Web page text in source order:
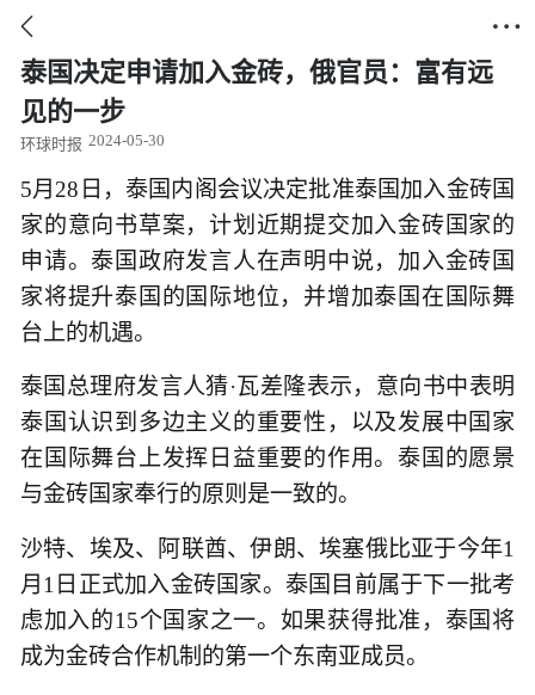
 
泰国决定申请加入金砖，俄官员：富有远
见的一步
环球时报 2024-05-30
5月28日，泰国内阁会议决定批准泰国加入金砖国
家的意向书草案，计划近期提交加入金砖国家的
申请。泰国政府发言人在声明中说，加入金砖国
家将提升泰国的国际地位，并增加泰国在国际舞
台上的机遇。
泰国总理府发言人猜·瓦差隆表示，意向书中表明
泰国认识到多边主义的重要性，以及发展中国家
在国际舞台上发挥日益重要的作用。泰国的愿景
与金砖国家奉行的原则是一致的。
沙特、埃及、阿联酋、伊朗、埃塞俄比亚于今年1
月1日正式加入金砖国家。泰国目前属于下一批考
虑加入的15个国家之一。如果获得批准，泰国将
成为金砖合作机制的第一个东南亚成员。